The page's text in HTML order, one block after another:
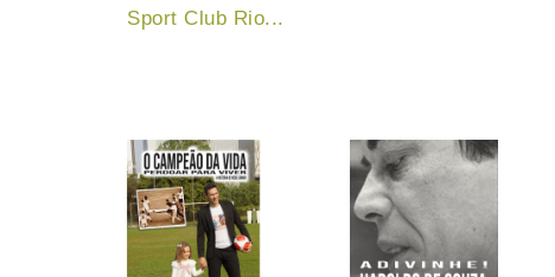
Sport Club Rio...